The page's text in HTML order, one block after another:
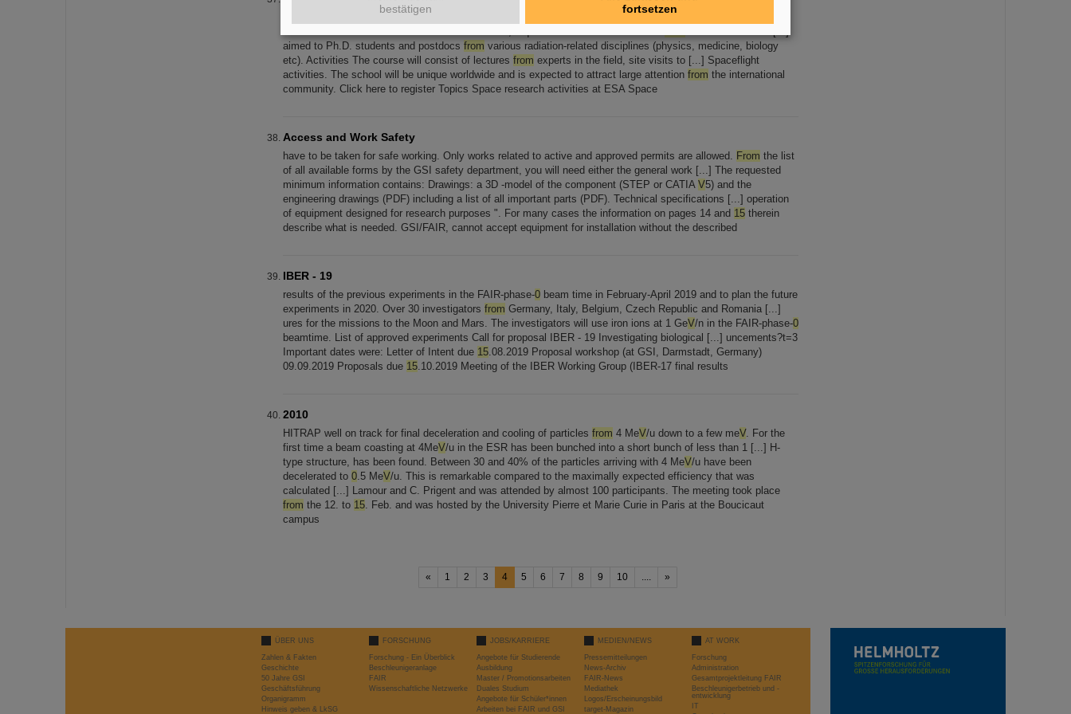
. Target Audience Students
aimed to Ph.D. students and postdocs from various radiation-related disciplines (physics, medicine, biology
etc). Activities The course will consist of lectures from experts in the field, site visits to [...] Spaceflight
activities. The school will be unique worldwide and is expected to attract large attention from the international
community. Click here to register Topics Space research activities at ESA Space
Access and Work Safety
have to be taken for safe working. Only works related to active and approved permits are allowed. From the list
of all available forms by the GSI safety department, you will need either the general work [...] The requested
minimum information contains: Drawings: a 3D -model of the component (STEP or CATIA V5) and the
engineering drawings (PDF) including a list of all important parts (PDF). Technical specifications [...] operation
of equipment designed for research purposes ". For many cases the information on pages 14 and 15 therein
describe what is needed. GSI/FAIR, cannot accept equipment for installation without the described
IBER - 19
results of the previous experiments in the FAIR-phase-0 beam time in February-April 2019 and to plan the future
experiments in 2020. Over 30 investigators from Germany, Italy, Belgium, Czech Republic and Romania [...]
ures for the missions to the Moon and Mars. The investigators will use iron ions at 1 GeV/n in the FAIR-phase-0
beamtime. List of approved experiments Call for proposal IBER - 19 Investigating biological [...] uncements?t=3
Important dates were: Letter of Intent due 15.08.2019 Proposal workshop (at GSI, Darmstadt, Germany)
09.09.2019 Proposals due 15.10.2019 Meeting of the IBER Working Group (IBER-17 final results
2010
HITRAP well on track for final deceleration and cooling of particles from 4 MeV/u down to a few meV. For the
first time a beam coasting at 4MeV/u in the ESR has been bunched into a short bunch of less than 1 [...] H-
type structure, has been found. Between 30 and 40% of the particles arriving with 4 MeV/u have been
decelerated to 0.5 MeV/u. This is remarkable compared to the maximally expected efficiency that was
calculated [...] Lamour and C. Prigent and was attended by almost 100 participants. The meeting took place
from the 12. to 15. Feb. and was hosted by the University Pierre et Marie Curie in Paris at the Boucicaut
campus
« 1 2 3 4 5 6 7 8 9 10 .... »
ÜBER UNS
Zahlen & Fakten
Geschichte
50 Jahre GSI
Geschäftsführung
Organigramm
Hinweis geben & LkSG
FORSCHUNG
Forschung - Ein Überblick
Beschleunigeranlage
FAIR
Wissenschaftliche Netzwerke
JOBS/KARRIERE
Angebote für Studierende
Ausbildung
Master / Promotionsarbeiten
Duales Studium
Angebote für Schüler*innen
Arbeiten bei FAIR und GSI
MEDIEN/NEWS
Pressemitteilungen
News-Archiv
FAIR-News
Mediathek
Logos/Erscheinungsbild
target-Magazin
AT WORK
Forschung
Administration
Gesamtprojektleitung FAIR
Beschleunigerbetrieb und -
entwicklung
IT
bestätigen
fortsetzen